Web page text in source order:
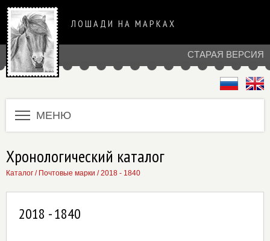
СТАРАЯ ВЕРСИЯ
ЛОШАДИ НА МАРКАХ
МЕНЮ
Хронологический каталог
Каталог / Почтовые марки /2018 - 1840
2018 - 1840